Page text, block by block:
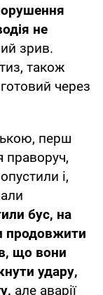
не
зрив.
також
через
перш
праворуч,
і,
бус, на
продовжити
що вони
удару,
але аварії